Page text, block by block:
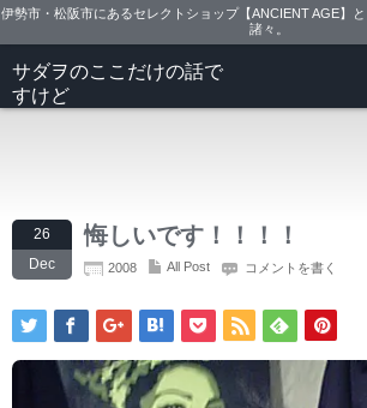
伊勢市・松阪市にあるセレクトショップ【ANCIENT AGE】
諸々。
サダヲのここだけの話で
すけど
26
Dec
悔しいです！！！！
2008 All Post コメントを書く